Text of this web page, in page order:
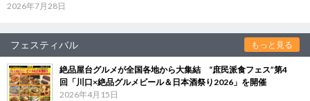
2026年7月28日
フェスティバル もっと見る
絶品屋台グルメが全国各地から大集結 “庶民派食フェス”第4
回「川口×絶品グルメビール＆日本酒祭り2026」を開催
2026年4月15日